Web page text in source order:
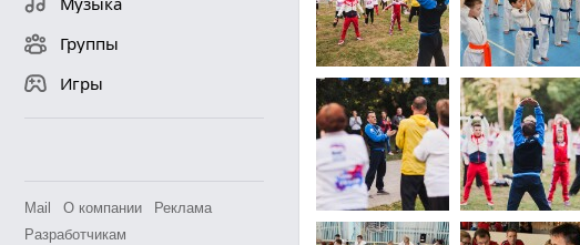
Группы
Игры
Mail О компании
Реклама
Разработчикам